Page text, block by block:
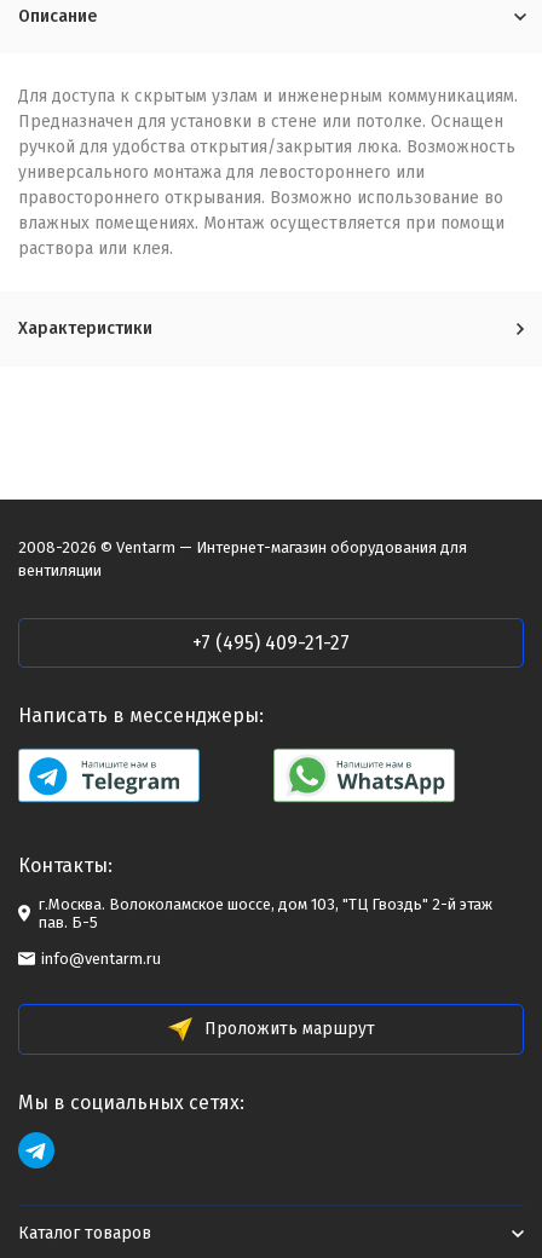
Описание
Для доступа к скрытым узлам и инженерным коммуникациям.
Предназначен для установки в стене или потолке. Оснащен
ручкой для удобства открытия/закрытия люка. Возможность
универсального монтажа для левостороннего или
правостороннего открывания. Возможно использование во
влажных помещениях. Монтаж осуществляется при помощи
раствора или клея.
Характеристики
2008-2026 © Ventarm — Интернет-магазин оборудования для
вентиляции
+7 (495) 409-21-27
Написать в мессенджеры:
Контакты:
г.Москва. Волоколамское шоссе, дом 103, "ТЦ Гвоздь" 2-й этаж
пав. Б-5
info@ventarm.ru
Проложить маршрут
Мы в социальных сетях:
Каталог товаров